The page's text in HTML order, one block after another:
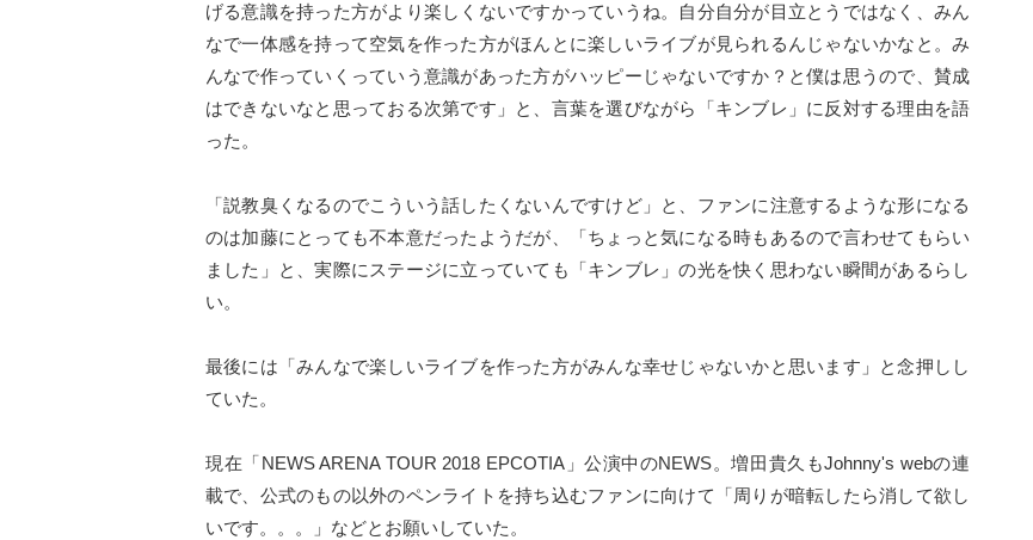
げる意識を持った方がより楽しくないですかっていうね。自分自分が目立とうではなく、みん
なで一体感を持って空気を作った方がほんとに楽しいライブが見られるんじゃないかなと。み
んなで作っていくっていう意識があった方がハッピーじゃないですか？と僕は思うので、賛成
はできないなと思っておる次第です」と、言葉を選びながら「キンブレ」に反対する理由を語
った。
「説教臭くなるのでこういう話したくないんですけど」と、ファンに注意するような形になる
のは加藤にとっても不本意だったようだが、「ちょっと気になる時もあるので言わせてもらい
ました」と、実際にステージに立っていても「キンブレ」の光を快く思わない瞬間があるらし
い。
最後には「みんなで楽しいライブを作った方がみんな幸せじゃないかと思います」と念押しし
ていた。
現在「NEWS ARENA TOUR 2018 EPCOTIA」公演中のNEWS。増田貴久もJohnny's webの連
載で、公式のもの以外のペンライトを持ち込むファンに向けて「周りが暗転したら消して欲し
いです。。。」などとお願いしていた。
記事を読む
記事を読む